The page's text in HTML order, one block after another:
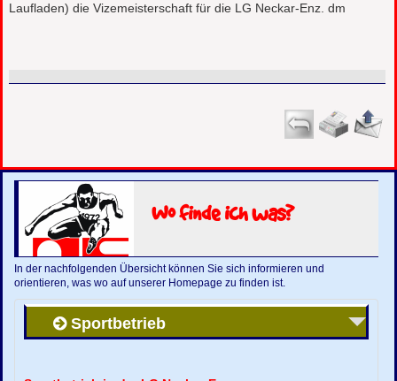
Laufladen) die Vizemeisterschaft für die LG Neckar-Enz. dm
Wo finde ich was?
In der nachfolgenden Übersicht können Sie sich informieren und
orientieren, was wo auf unserer Homepage zu finden ist.
Sportbetrieb